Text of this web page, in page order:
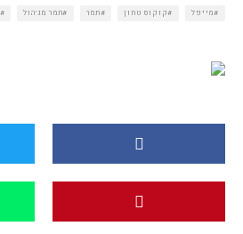
מייפל קוקוס טחון תמר תמר מג'הול